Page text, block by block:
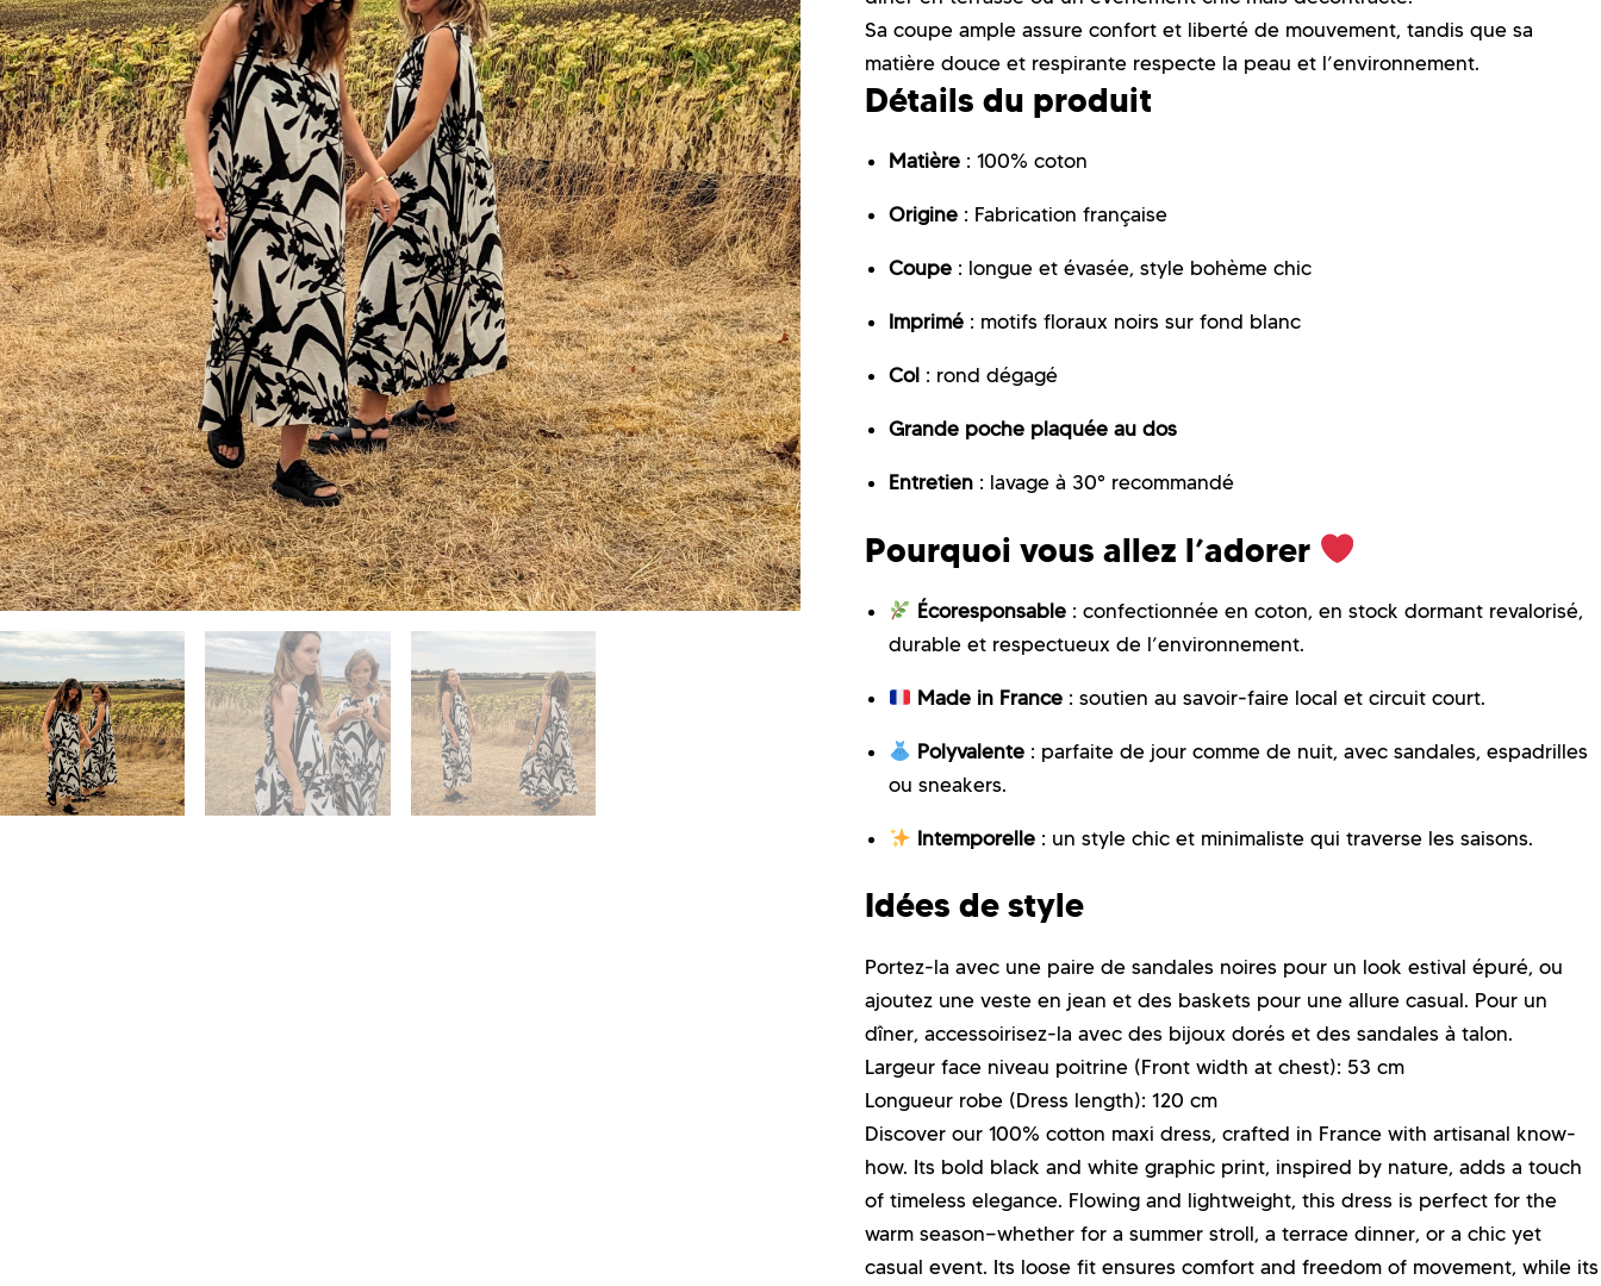
Sa coupe ample assure confort et liberté de mouvement, tandis que sa
matière douce et respirante respecte la peau et l’environnement.
Détails du produit
Matière: 100% coton
Origine: Fabrication française
Coupe: longue et évasée, style bohème chic
Imprimé: motifs floraux noirs sur fond blanc
Col: rond dégagé
Grande poche plaquée au dos
Entretien: lavage à 30° recommandé
Pourquoi vous allez l’adorer
Écoresponsable : confectionnée en coton, en stock dormant revalorisé,
durable et respectueux de l’environnement.
Made in France : soutien au savoir-faire local et circuit court.
Polyvalente : parfaite de jour comme de nuit, avec sandales, espadrilles
ou sneakers.
Intemporelle : un style chic et minimaliste qui traverse les saisons.
Idées de style
Portez-la avec une paire de sandales noires pour un look estival épuré, ou
ajoutez une veste en jean et des baskets pour une allure casual. Pour un
dîner, accessoirisez-la avec des bijoux dorés et des sandales à talon.
Largeur face niveau poitrine (Front width at chest): 53 cm
Longueur robe (Dress length): 120 cm
Discover our 100% cotton maxi dress, crafted in France with artisanal know-
how. Its bold black and white graphic print, inspired by nature, adds a touch
of timeless elegance. Flowing and lightweight, this dress is perfect for the
warm season—whether for a summer stroll, a terrace dinner, or a chic yet
casual event. Its loose fit ensures comfort and freedom of movement, while its